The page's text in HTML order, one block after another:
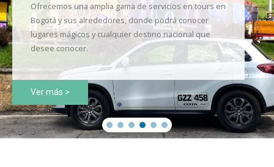
Ofrecemos una amplia gama de servicios en tours en
Bogotá y sus alrededores, donde podrá conocer
lugares mágicos y cualquier destino nacional que
desee conocer.
Ver más >